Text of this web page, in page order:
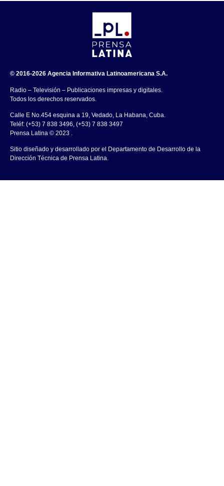
© 2016-2026 Agencia Informativa Latinoamericana S.A.
Radio – Televisión – Publicaciones impresas y digitales.
Todos los derechos reservados.
Calle E No.454 esquina a 19, Vedado, La Habana, Cuba.
Teléf: (+53) 7 838 3496, (+53) 7 838 3497
Prensa Latina © 2023 .
Sitio diseñado y desarrollado por el Departamento de Desarrollo de la
Dirección Técnica de Prensa Latina.